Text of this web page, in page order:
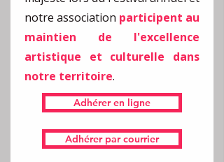
notre association participent au
maintien de l'excellence
artistique et culturelle dans
notre territoire.
Adhérer en ligne
Adhérer par courrier